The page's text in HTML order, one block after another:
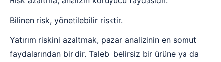
Bilinen risk, yönetilebilir risktir.
Yatırım riskini azaltmak, pazar analizinin en somut
faydalarından biridir. Talebi belirsiz bir ürüne ya da